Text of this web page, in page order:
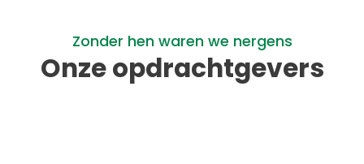
Zonder hen waren we nergens
Onze opdrachtgevers